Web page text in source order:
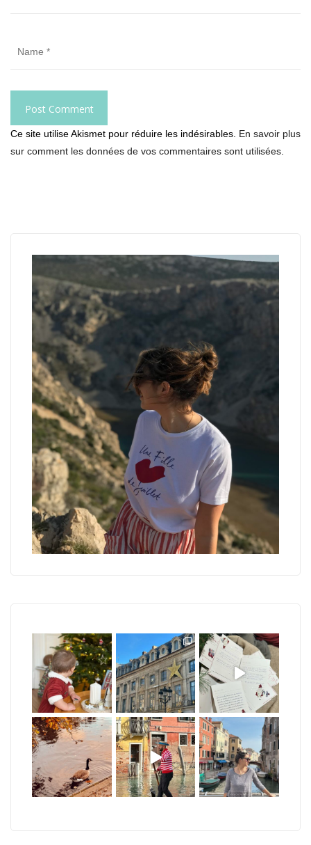
Ce site utilise Akismet pour réduire les indésirables. En savoir plus
sur comment les données de vos commentaires sont utilisées